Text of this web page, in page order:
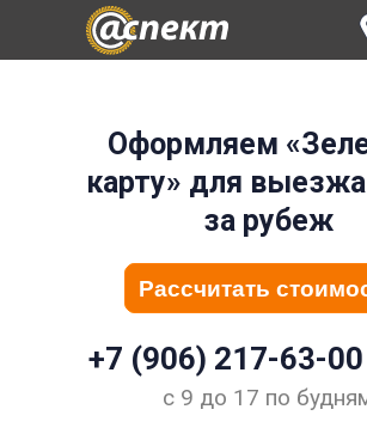
+7 (906) 217-63-00
Оформляем
карту» для
за рубеж
с 9 до 17 по
Рассчитать
Рассчитать